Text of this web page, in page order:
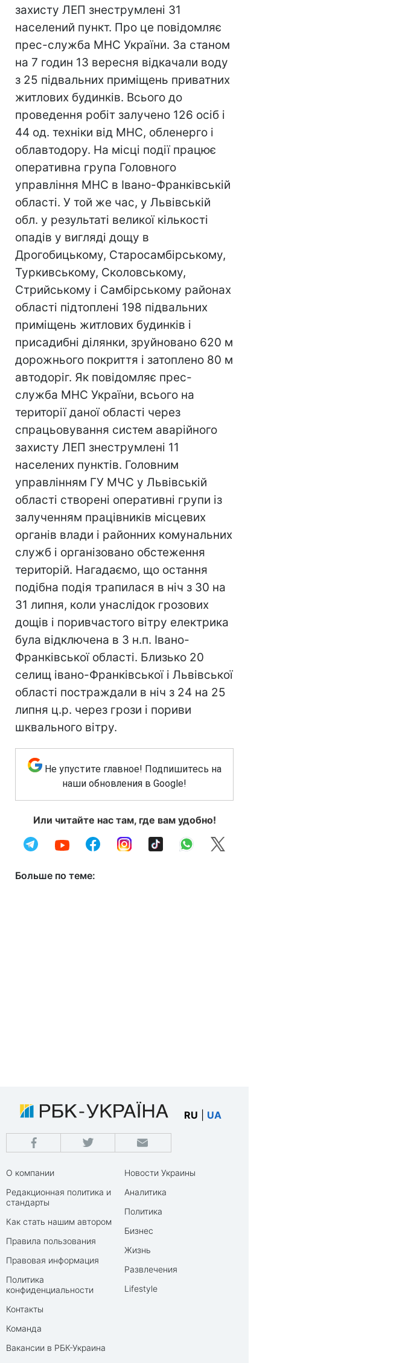
захисту ЛЕП знеструмлені 31
населений пункт. Про це повідомляє
прес-служба МНС України. За станом
на 7 годин 13 вересня відкачали воду
з 25 підвальних приміщень приватних
житлових будинків. Всього до
проведення робіт залучено 126 осіб і
44 од. техніки від МНС, обленерго і
облавтодору. На місці події працює
оперативна група Головного
управління МНС в Івано-Франківській
області. У той же час, у Львівській
обл. у результаті великої кількості
опадів у вигляді дощу в
Дрогобицькому, Старосамбірському,
Туркивському, Сколовському,
Стрийському і Самбірському районах
області підтоплені 198 підвальних
приміщень житлових будинків і
присадибні ділянки, зруйновано 620 м
дорожнього покриття і затоплено 80 м
автодоріг. Як повідомляє прес-
служба МНС України, всього на
території даної області через
спрацьовування систем аварійного
захисту ЛЕП знеструмлені 11
населених пунктів. Головним
управлінням ГУ МЧС у Львівській
області створені оперативні групи із
залученням працівників місцевих
органів влади і районних комунальних
служб і організовано обстеження
територій. Нагадаємо, що остання
подібна подія трапилася в ніч з 30 на
31 липня, коли унаслідок грозових
дощів і поривчастого вітру електрика
була відключена в 3 н.п. Івано-
Франківської області. Близько 20
селищ івано-Франківської і Львівської
області постраждали в ніч з 24 на 25
липня ц.р. через грози і пориви
шквального вітру.
Не упустите главное! Подпишитесь на
наши обновления в Google!
Или читайте нас там, где вам удобно!
Больше по теме:
RU UA
О компании
Редакционная политика и
стандарты
Как стать нашим автором
Правила пользования
Правовая информация
Политика
конфиденциальности
Контакты
Команда
Вакансии в РБК-Украина
Новости Украины
Аналитика
Политика
Бизнес
Жизнь
Развлечения
Lifestyle